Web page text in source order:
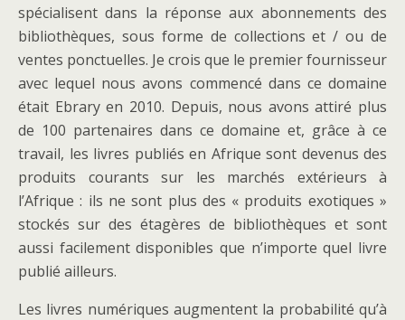
spécialisent dans la réponse aux abonnements des
bibliothèques, sous forme de collections et / ou de
ventes ponctuelles. Je crois que le premier fournisseur
avec lequel nous avons commencé dans ce domaine
était Ebrary en 2010. Depuis, nous avons attiré plus
de 100 partenaires dans ce domaine et, grâce à ce
travail, les livres publiés en Afrique sont devenus des
produits courants sur les marchés extérieurs à
l’Afrique : ils ne sont plus des « produits exotiques »
stockés sur des étagères de bibliothèques et sont
aussi facilement disponibles que n’importe quel livre
publié ailleurs.
Les livres numériques augmentent la probabilité qu’à